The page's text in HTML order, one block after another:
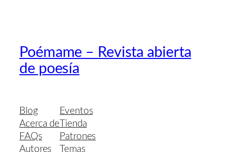
Poémame – Revista abierta
de poesía
Blog
Acerca de
FAQs
Autores
Eventos
Tienda
Patrones
Temas